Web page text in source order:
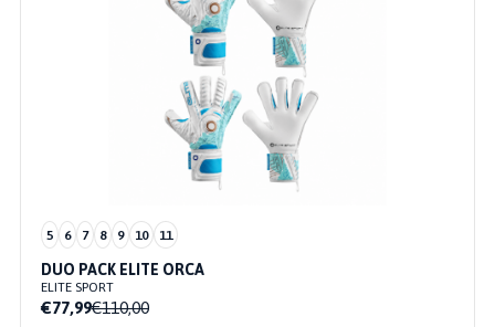
5 6 7 8 9 10 11
DUO PACK ELITE ORCA
ELITE SPORT
€77,99€110,00